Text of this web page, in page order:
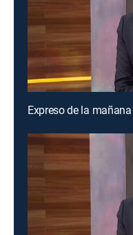
Expreso de la mañana